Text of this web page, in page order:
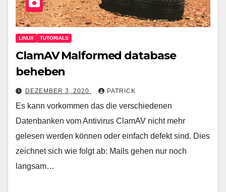
LINUX TUTORIALS
ClamAV Malformed database
beheben
DEZEMBER 3, 2020 PATRICK
Es kann vorkommen das die verschiedenen
Datenbanken vom Antivirus ClamAV nicht mehr
gelesen werden können oder einfach defekt sind. Dies
zeichnet sich wie folgt ab: Mails gehen nur noch
langsam…